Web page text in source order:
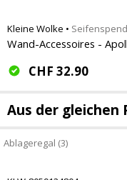
Kleine Wolke •
Wand-Accessoires -
CHF 32.90
Aus der gleichen
Ablageregal (3)